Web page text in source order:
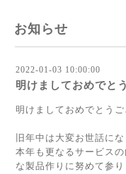
お知らせ
2022-01-03 10:00:00
明けましておめでと
明けましておめでとうご
旧年中は大変お世話に
本年も更なるサービス
な製品作りに努めて参り